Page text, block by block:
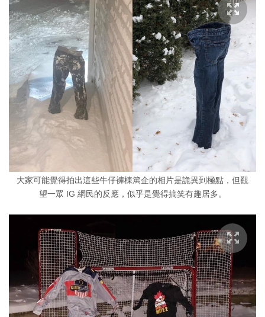
大家可能覺得拍出這些牛仔褲棟篤企的相片是詭異到極點，但觀
望一眾 IG 網民的反應，似乎是覺得搞笑有趣居多。